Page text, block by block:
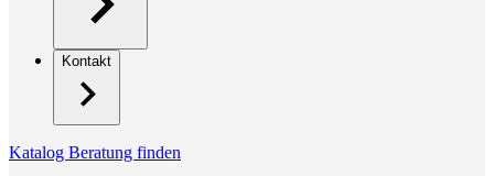
Kontakt
Katalog Beratung finden